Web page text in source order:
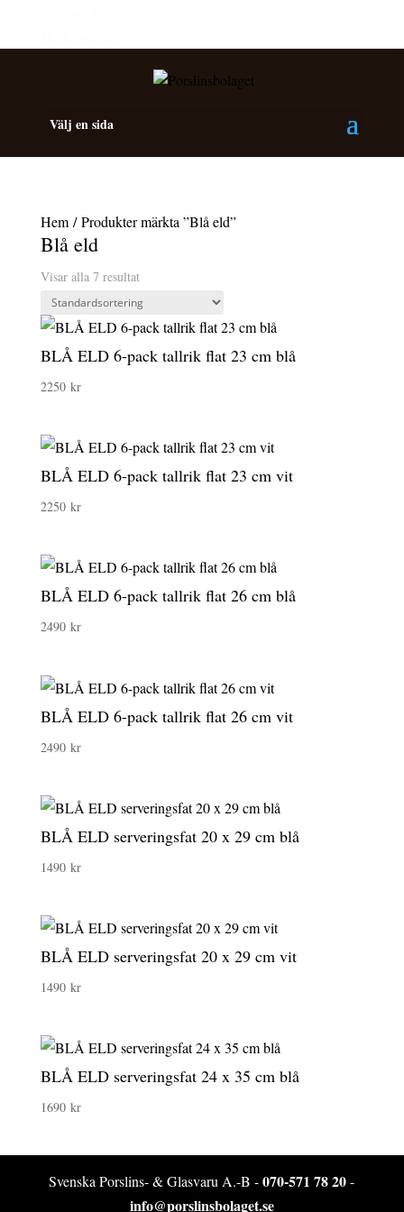
Välj en sida
Hem/ Produkter märkta ”Blå eld”
Blå eld
Visar alla 7 resultat
BLÅ ELD 6-pack tallrik flat 23 cm blå
2250 kr
BLÅ ELD 6-pack tallrik flat 23 cm vit
2250 kr
BLÅ ELD 6-pack tallrik flat 26 cm blå
2490 kr
BLÅ ELD 6-pack tallrik flat 26 cm vit
2490 kr
BLÅ ELD serveringsfat 20 x 29 cm blå
1490 kr
BLÅ ELD serveringsfat 20 x 29 cm vit
1490 kr
BLÅ ELD serveringsfat 24 x 35 cm blå
1690 kr
Svenska Porslins- & Glasvaru A.-B -070-571 78 20-
info@porslinsbolaget.se